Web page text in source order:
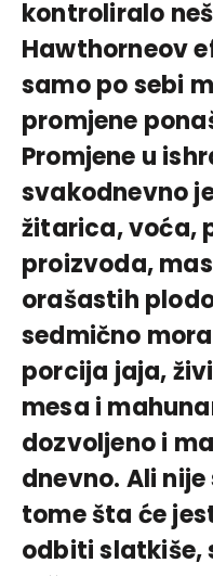
kontroliralo
Hawthorneov
samo po sebi
promjene
Promjene u
svakodnevno
žitarica, voća,
proizvoda,
orašastih
sedmično
porcija jaja,
mesa i
dozvoljeno i
dnevno. Ali
tome šta će
odbiti slatkiše,